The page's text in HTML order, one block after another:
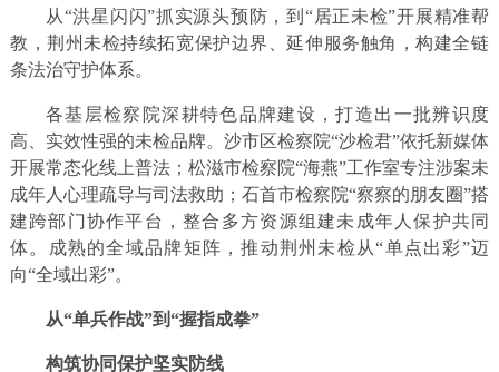
从“洪星闪闪”抓实源头预防，到“居正未检”开展精准帮
教，荆州未检持续拓宽保护边界、延伸服务触角，构建全链
条法治守护体系。
各基层检察院深耕特色品牌建设，打造出一批辨识度
高、实效性强的未检品牌。沙市区检察院“沙检君”依托新媒体
开展常态化线上普法；松滋市检察院“海燕”工作室专注涉案未
成年人心理疏导与司法救助；石首市检察院“察察的朋友圈”搭
建跨部门协作平台，整合多方资源组建未成年人保护共同
体。成熟的全域品牌矩阵，推动荆州未检从“单点出彩”迈
向“全域出彩”。
从“单兵作战”到“握指成拳”
构筑协同保护坚实防线